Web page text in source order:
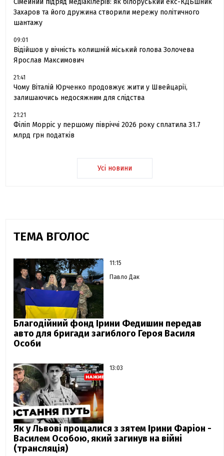
Сімейний підряд медіакілерів: як білоруський екс-КДБшник
Захаров та його дружина створили мережу політичного
шантажу
09:01
Відійшов у вічність колишній міський голова Золочева
Ярослав Максимович
21:41
Чому Віталій Юрченко продовжує жити у Швейцарії,
залишаючись недосяжним для слідства
21:21
Філіп Морріс у першому півріччі 2026 року сплатила 31.7
млрд грн податків
Усі новини
ТЕМА ВГОЛОС
11:15
Павло Дак
Благодійний фонд Ірини Федишин передав
авто для бригади загиблого Героя Василя
Особи
13:03
Як у Львові прощалися з зятем Ірини Фаріон -
Василем Особою, який загинув на війні
(трансляція)